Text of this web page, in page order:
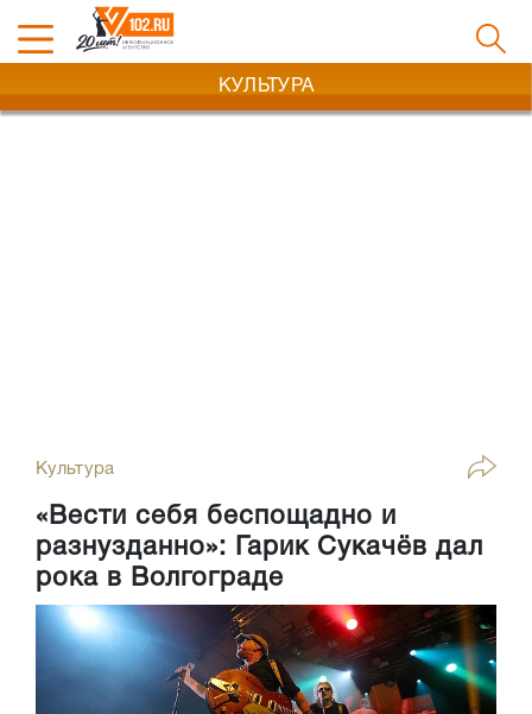
КУЛЬТУРА
Культура
«Вести себя беспощадно и
разнузданно»: Гарик Сукачёв дал
рока в Волгограде